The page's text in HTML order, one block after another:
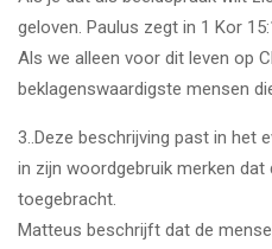
geloven. Paulus zegt in 1 Kor
Als we alleen voor dit leven op
beklagenswaardigste mensen
3..Deze beschrijving past in het
in zijn woordgebruik merken dat
toegebracht.
Matteus beschrijft dat de